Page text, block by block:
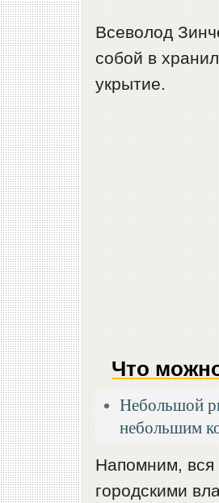
Всеволод
собой в
укрытие.
Что
Небольшой
небольшим
Напомним, вся
городскими